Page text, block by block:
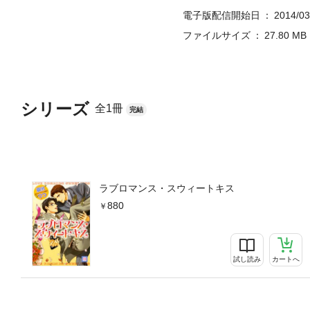
シリーズ 全1冊 完結
ラブロマンス・スウィートキス
880
試し読み カートへ
電子版配信開始日
2014/
ファイルサイズ
27.80 MB